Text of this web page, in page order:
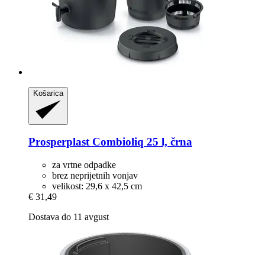
Košarica
ProsperplastCombioliq 25 l, črna
za vrtne odpadke
brez neprijetnih vonjav
velikost: 29,6 x 42,5 cm
€ 31,49
Dostava do 11 avgust